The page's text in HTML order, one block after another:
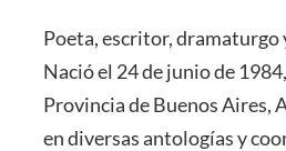
Poeta, escritor,
Nació el 24 de junio de
Provincia de Buenos Aires,
en diversas antologías y